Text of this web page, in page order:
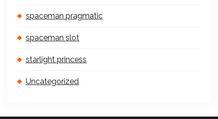
spaceman pragmatic
spaceman slot
starlight princess
Uncategorized